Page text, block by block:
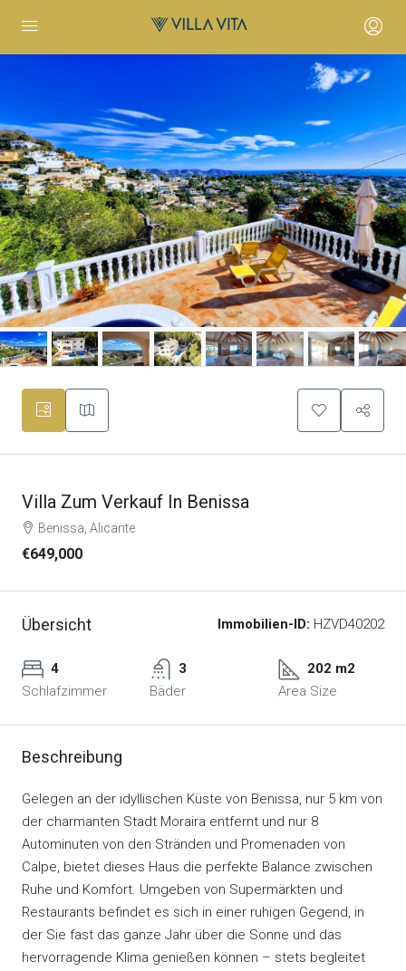
Villa Zum Verkauf In Benissa
Benissa, Alicante
€649,000
Übersicht Immobilien-ID: HZVD40202
4
Schlafzimmer
3
Bäder
202 m2
Area Size
Beschreibung
Gelegen an der idyllischen Küste von Benissa, nur 5 km von
der charmanten Stadt Moraira entfernt und nur 8
Autominuten von den Stränden und Promenaden von
Calpe, bietet dieses Haus die perfekte Balance zwischen
Ruhe und Komfort. Umgeben von Supermärkten und
Restaurants befindet es sich in einer ruhigen Gegend, in
der Sie fast das ganze Jahr über die Sonne und das
hervorragende Klima genießen können – stets begleitet